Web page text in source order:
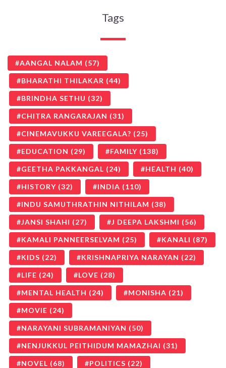
Tags
AANGAL NALAM (57)
BHARATHI THILAKAR (44)
BRINDHA SETHU (32)
CHITRA RANGARAJAN (31)
CINEMAVUKKU VAREEGALA? (25)
EDUCATION (29) FAMILY (138)
GEETHA PAKKANGAL (24) HEALTH (40)
HISTORY (32) INDIA (110)
INDU SAMUTHRATHIN NITHILAM (38)
JANSI SHAHI (27) J DEEPA LAKSHMI (56)
KAMALI PANNEERSELVAM (25) KANALI (87)
KIDS (22) KRISHNAPRIYA NARAYAN (22)
LIFE (24) LOVE (28)
MENTAL HEALTH (24) MONISHA (21)
MOVIE (24)
NARAYANI SUBRAMANIYAN (50)
NENJUKKUL PEITHIDUM MAMAZHAI (31)
NOVEL (68) POLITICS (22)